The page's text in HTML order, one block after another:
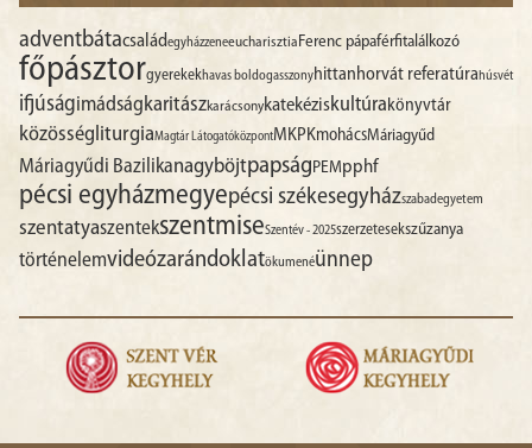
adventbátacsaládegyházzeneeucharisztia Ferenc pápaférfitalálkozó
főpásztorgyerekekhavas boldogasszonyhittanhorvát referatúrahúsvét
ifjúságimádságkaritászkarácsonykatekéziskultúra könyvtár
közösség liturgiaMagtár LátogatóközpontMKPKmohácsMáriagyűd
Máriagyűdi BazilikanagyböjtpapságPEMpphf
pécsi egyházmegyepécsi székesegyházszabadegyetem
szentatyaszentekszentmiseSzentév - 2025szerzetesekszűzanya
történelemvideózarándoklatökumenéünnep